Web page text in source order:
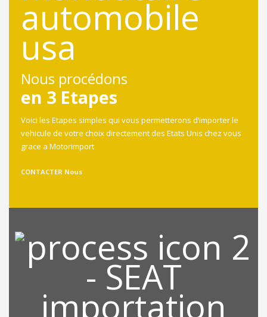
Nous procédons
en 3 Etapes
Voici les Etapes simples qui vous permetterons d’importer le
vehicule de votre choix directement des Etats Unis chez vous
grace a Motorimport
CONTACTER Nous